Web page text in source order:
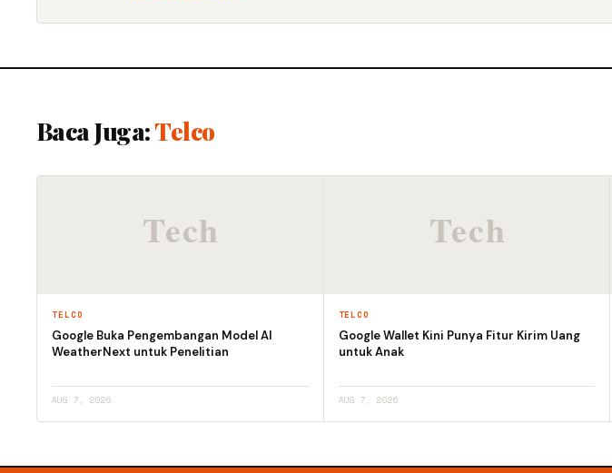
Baca Juga:Telco
TELCO
Google Buka Pengembangan Model AI
WeatherNext untuk Penelitian
AUG 7, 2026
TELCO
Google Wallet Kini Punya Fitur Kirim Uang
untuk Anak
AUG 7, 2026